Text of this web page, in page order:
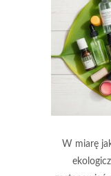
W miarę